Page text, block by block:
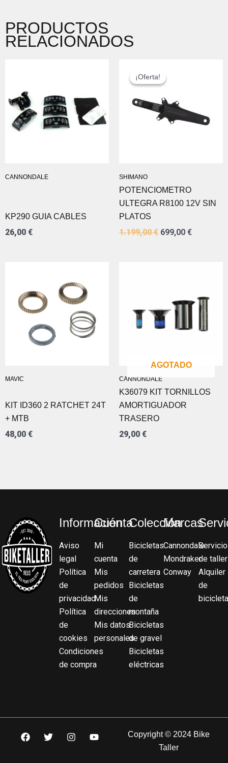
PRODUCTOS
RELACIONADOS
CANNONDALE
KP290 GUIA CABLES
26,00 €
¡Oferta!
SHIMANO
¡Oferta!
POTENCIOMETRO
ULTEGRA R8100 12V SIN
PLATOS
1.199,00€
ORIGINAL
1.199,00 €.
699,00 €
MAVIC
KIT ID360 2 RATCHET 24T
+ MTB
48,00 €
AGOTADO
CANNONDALE
K36079 KIT TORNILLOS
AMORTIGUADOR
TRASERO
29,00 €
Información
Aviso
legal
Política
de
privacidad
Política
de
cookies
Condiciones
de compra
Cuenta
Mi
cuenta
Mis
pedidos
Mis
direcciones
Mis datos
personales
Colección
Bicicletas
de
carretera
Bicicletas
de
montaña
Bicicletas
de gravel
Bicicletas
eléctricas
Marcas
Cannondale
Mondraker
Conway
Servicio
de taller
Alquiler
de
Copyright © 2024 Bike
Taller
F
a
T
w
I
n
Y
o